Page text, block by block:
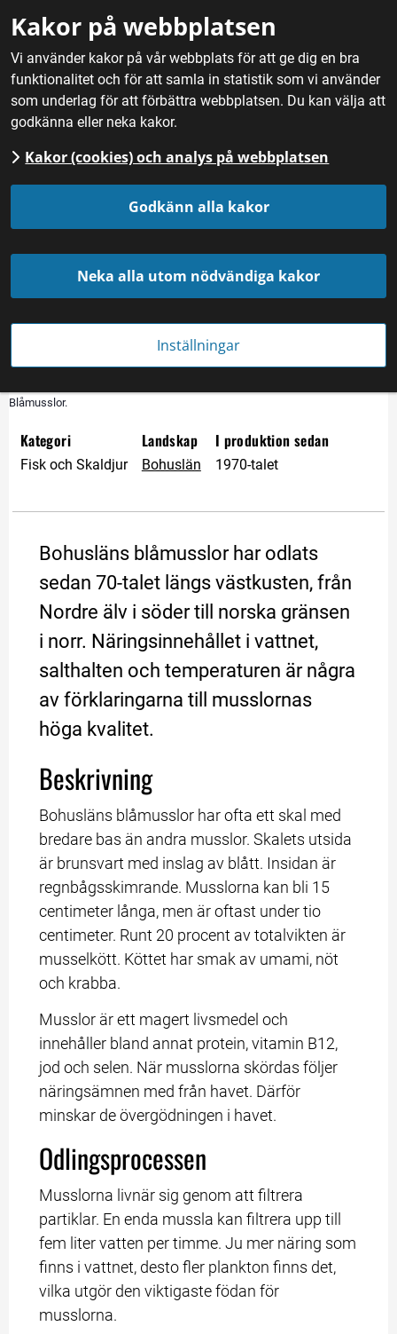
Kakor på webbplatsen
Vi använder kakor på vår webbplats för att ge dig en bra
funktionalitet och för att samla in statistik som vi använder
som underlag för att förbättra webbplatsen. Du kan välja att
godkänna eller neka kakor.
Kakor (cookies) och analys på webbplatsen
Godkänn alla kakor
Neka alla utom nödvändiga kakor
Inställningar
Hem / Mat / Fisk och skaldjur / Bohusläns blåmusslor
Bohusläns blåmusslor
Blåmusslor.
Kategori
Fisk och Skaldjur
Landskap
Bohuslän
I produktion sedan
1970-talet
Bohusläns blåmusslor har odlats
sedan 70-talet längs västkusten, från
Nordre älv i söder till norska gränsen
i norr. Näringsinnehållet i vattnet,
salthalten och temperaturen är några
av förklaringarna till musslornas
höga kvalitet.
Beskrivning
Bohusläns blåmusslor har ofta ett skal med
bredare bas än andra musslor. Skalets utsida
är brunsvart med inslag av blått. Insidan är
regnbågsskimrande. Musslorna kan bli 15
centimeter långa, men är oftast under tio
centimeter. Runt 20 procent av totalvikten är
musselkött. Köttet har smak av umami, nöt
och krabba.
Musslor är ett magert livsmedel och
innehåller bland annat protein, vitamin B12,
jod och selen. När musslorna skördas följer
näringsämnen med från havet. Därför
minskar de övergödningen i havet.
Odlingsprocessen
Musslorna livnär sig genom att filtrera
partiklar. En enda mussla kan filtrera upp till
fem liter vatten per timme. Ju mer näring som
finns i vattnet, desto fler plankton finns det,
vilka utgör den viktigaste födan för
musslorna.